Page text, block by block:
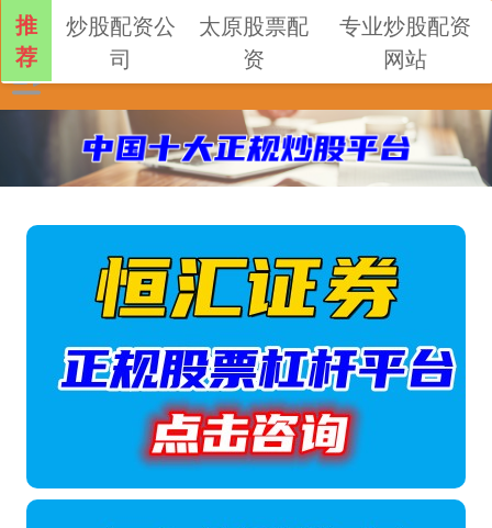
推
荐
炒股配资公
司
太原股票配
资
专业炒股配资
网站